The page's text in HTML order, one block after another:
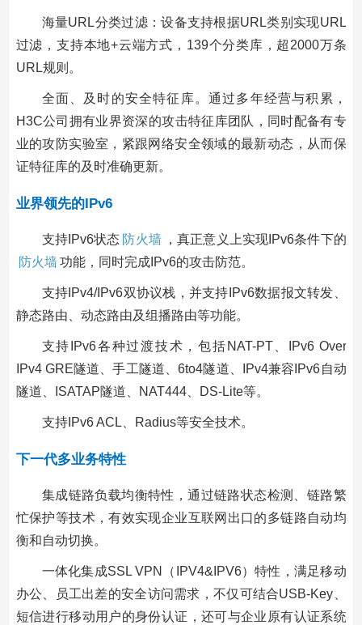
海量URL分类过滤：设备支持根据URL类别实现URL
过滤，支持本地+云端方式，139个分类库，超2000万条
URL规则。
全面、及时的安全特征库。通过多年经营与积累，
H3C公司拥有业界资深的攻击特征库团队，同时配备有专
业的攻防实验室，紧跟网络安全领域的最新动态，从而保
证特征库的及时准确更新。
业界领先的IPv6
支持IPv6状态 防火墙 ，真正意义上实现IPv6条件下的
防火墙功能，同时完成IPv6的攻击防范。
支持IPv4/IPv6双协议栈，并支持IPv6数据报文转发、
静态路由、动态路由及组播路由等功能。
支持IPv6各种过渡技术，包括NAT-PT、IPv6 Over
IPv4 GRE隧道、手工隧道、6to4隧道、IPv4兼容IPv6自动
隧道、ISATAP隧道、NAT444、DS-Lite等。
支持IPv6 ACL、Radius等安全技术。
下一代多业务特性
集成链路负载均衡特性，通过链路状态检测、链路繁
忙保护等技术，有效实现企业互联网出口的多链路自动均
衡和自动切换。
一体化集成SSL VPN（IPV4&IPV6）特性，满足移动
办公、员工出差的安全访问需求，不仅可结合USB-Key、
短信进行移动用户的身份认证，还可与企业原有认证系统